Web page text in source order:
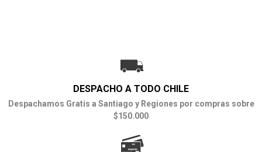
DESPACHO A TODO CHILE
Despachamos Gratis a Santiago y Regiones por compras sobre
$150.000